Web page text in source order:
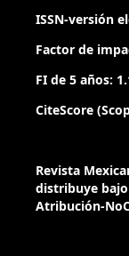
ISSN-versión
Factor de
FI de 5 años:
CiteScore
Revista
distribuye
Atribución-